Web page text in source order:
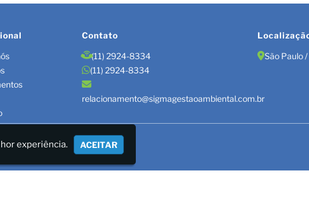
Contato
(11) 2924-8334
(11) 2924-8334
relacionamento@sigmagestaoambiental.com.br
São Paulo /
DE RESÍDUOS/LAUDOS
experiência. ACEITAR